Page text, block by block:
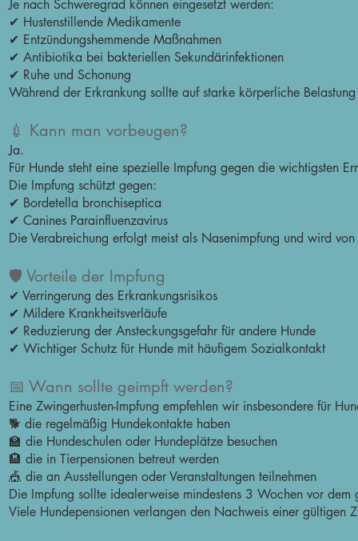
Je nach Schweregrad können eingesetzt werden:
✔ Hustenstillende Medikamente
✔ Entzündungshemmende Maßnahmen
✔ Antibiotika bei bakteriellen Sekundärinfektionen
✔ Ruhe und Schonung
Während der Erkrankung sollte auf starke körperliche
💉 Kann man vorbeugen?
Ja.
Für Hunde steht eine spezielle Impfung gegen die wichtigsten
Die Impfung schützt gegen:
✔ Bordetella bronchiseptica
✔ Canines Parainfluenzavirus
Die Verabreichung erfolgt meist als Nasenimpfung und wird
🛡️ Vorteile der Impfung
✔ Verringerung des Erkrankungsrisikos
✔ Mildere Krankheitsverläufe
✔ Reduzierung der Ansteckungsgefahr für andere Hunde
✔ Wichtiger Schutz für Hunde mit häufigem Sozialkontakt
📅 Wann sollte geimpft werden?
Eine Zwingerhusten-Impfung empfehlen wir insbesondere für
🐕 die regelmäßig Hundekontakte haben
🏫 die Hundeschulen oder Hundeplätze besuchen
🏨 die in Tierpensionen betreut werden
🎪 die an Ausstellungen oder Veranstaltungen teilnehmen
Die Impfung sollte idealerweise mindestens 3 Wochen vor dem
Viele Hundepensionen verlangen den Nachweis einer gültigen